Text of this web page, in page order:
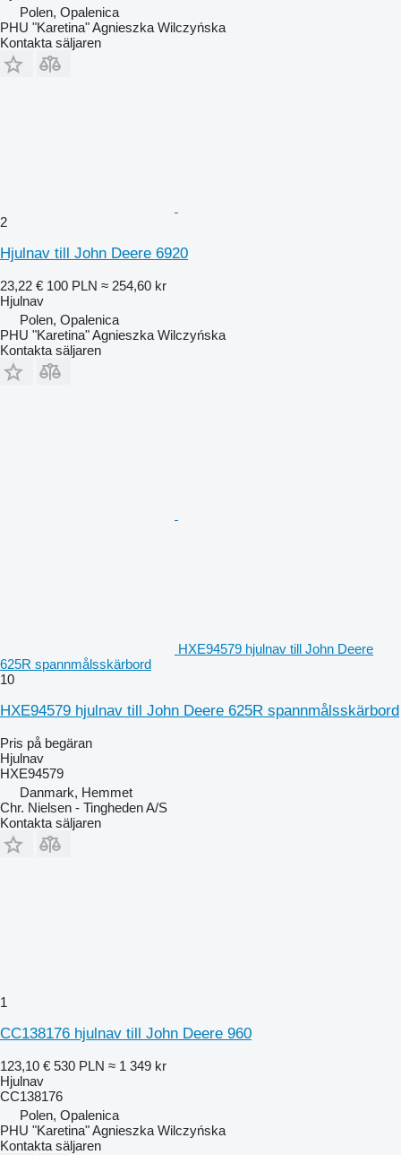
Polen, Opalenica
PHU "Karetina" Agnieszka Wilczyńska
Kontakta säljaren
2
Hjulnav till John Deere 6920
23,22 € 100 PLN ≈ 254,60 kr
Hjulnav
Polen, Opalenica
PHU "Karetina" Agnieszka Wilczyńska
Kontakta säljaren
HXE94579 hjulnav till John Deere
625R spannmålsskärbord
10
HXE94579 hjulnav till John Deere 625R spannmålsskärbord
Pris på begäran
Hjulnav
HXE94579
Danmark, Hemmet
Chr. Nielsen - Tingheden A/S
Kontakta säljaren
1
CC138176 hjulnav till John Deere 960
123,10 € 530 PLN ≈ 1 349 kr
Hjulnav
CC138176
Polen, Opalenica
PHU "Karetina" Agnieszka Wilczyńska
Kontakta säljaren